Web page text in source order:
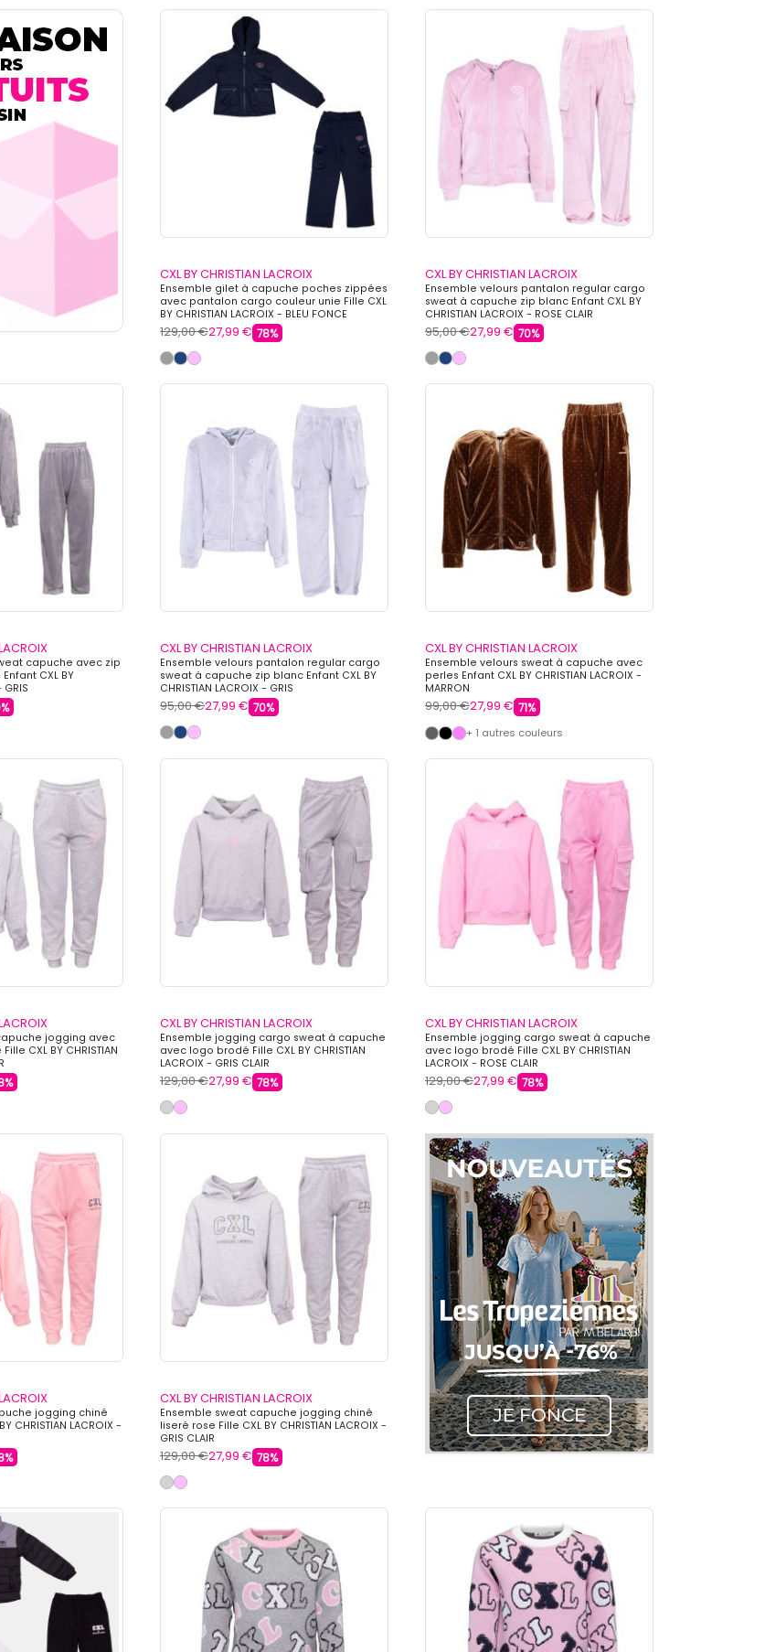
CXL BY CHRISTIAN LACROIX
Ensemble gilet à capuche poches zippées
avec pantalon cargo couleur unie Fille CXL
BY CHRISTIAN LACROIX - BLEU FONCE
129,00 €27,99 € 78%
CXL BY CHRISTIAN LACROIX
Ensemble velours pantalon regular cargo
sweat à capuche zip blanc Enfant CXL BY
CHRISTIAN LACROIX - ROSE CLAIR
95,00 €27,99 € 70%
capuche avec zip
CXL BY
GRIS
CXL BY CHRISTIAN LACROIX
Ensemble velours pantalon regular cargo
sweat à capuche zip blanc Enfant CXL BY
CHRISTIAN LACROIX - GRIS
95,00 €27,99 € 70%
CXL BY CHRISTIAN LACROIX
Ensemble velours sweat à capuche avec
perles Enfant CXL BY CHRISTIAN LACROIX -
MARRON
99,00 €27,99 € 71%
+ 1 autres couleurs
jogging avec
CXL BY CHRISTIAN
CXL BY CHRISTIAN LACROIX
Ensemble jogging cargo sweat à capuche
avec logo brodé Fille CXL BY CHRISTIAN
LACROIX - GRIS CLAIR
129,00 €27,99 € 78%
CXL BY CHRISTIAN LACROIX
Ensemble jogging cargo sweat à capuche
avec logo brodé Fille CXL BY CHRISTIAN
LACROIX - ROSE CLAIR
129,00 €27,99 € 78%
jogging chiné
CHRISTIAN LACROIX -
CXL BY CHRISTIAN LACROIX
Ensemble sweat capuche jogging chiné
liseré rose Fille CXL BY CHRISTIAN LACROIX -
GRIS CLAIR
129,00 €27,99 € 78%